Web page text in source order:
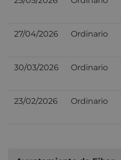
27/04/2026 Ordinario
30/03/2026 Ordinario
23/02/2026 Ordinario